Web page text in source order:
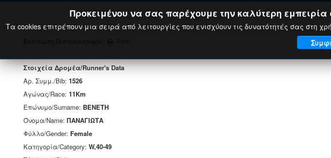
Print
Στοιχεία Δρομέα/Runner's Data
Αρ. Συμμ./Bib: 1526
Αγώνας/Race: 11Km
Επώνυμο/Surname: ΒΕΝΕΤΗ
Όνομα/Name: ΠΑΝΑΓΙΩΤΑ
Φύλλο/Gender: Female
Κατηγορία/Category: W,40-49
Προκειμένου να σας παρέχουμε την καλύτερη εμπειρία
Τα cookies επιτρέπουν μια σειρά από λειτουργίες που ενισχύουν τις δυνατότητές σας στη